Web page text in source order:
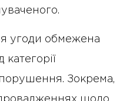
угоди обмежена
категорії
Зокрема,